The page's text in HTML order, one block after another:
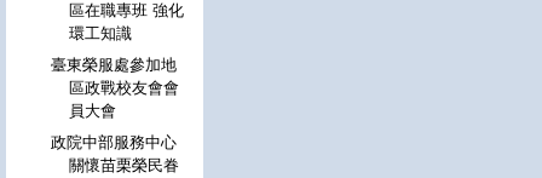
區在職專班 強化
環工知識
臺東榮服處參加地
區政戰校友會會
員大會
政院中部服務中心
關懷苗栗榮民眷